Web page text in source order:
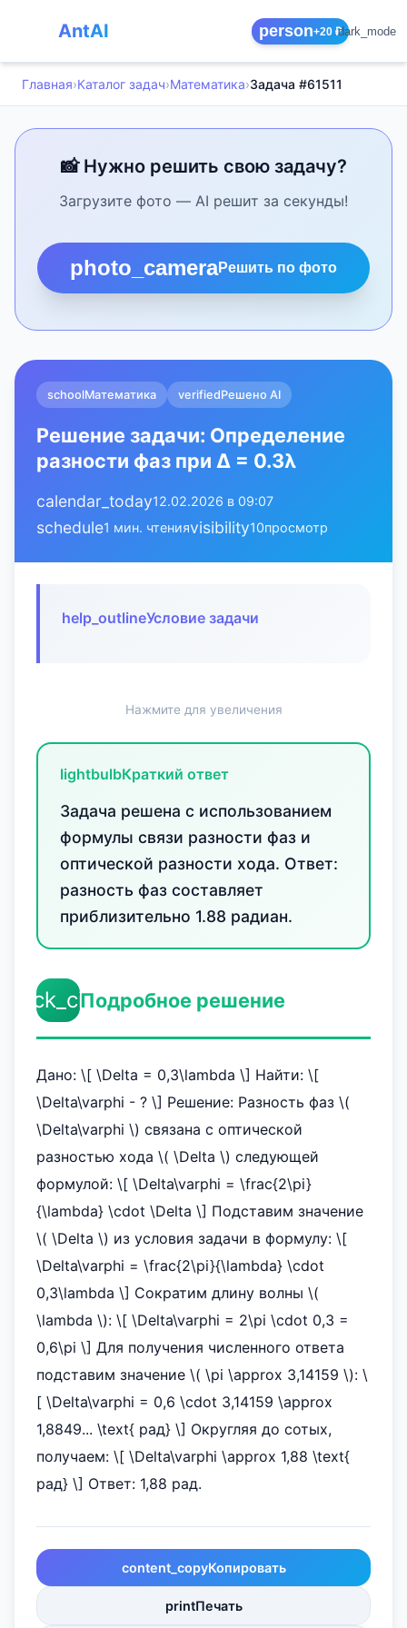
AntAI person+20 ₽dark_mode
Главная›Каталог задач›Математика›Задача #61511
📸 Нужно решить свою задачу?
Загрузите фото — AI решит за секунды!
photo_cameraРешить по фото
schoolМатематика verifiedРешено AI
Решение задачи: Определение
разности фаз при Δ = 0.3λ
calendar_today12.02.2026 в 09:07
schedule1 мин. чтенияvisibility10просмотр
help_outlineУсловие задачи
Нажмите для увеличения
lightbulbКраткий ответ
Задача решена с использованием
формулы связи разности фаз и
оптической разности хода. Ответ:
разность фаз составляет
приблизительно 1.88 радиан.
Подробное решение
Дано: \[ \Delta = 0,3\lambda \] Найти: \[
\Delta\varphi - ? \] Решение: Разность фаз \(
\Delta\varphi \) связана с оптической
разностью хода \( \Delta \) следующей
формулой: \[ \Delta\varphi = \frac{2\pi}
{\lambda} \cdot \Delta \] Подставим значение
\( \Delta \) из условия задачи в формулу: \[
\Delta\varphi = \frac{2\pi}{\lambda} \cdot
0,3\lambda \] Сократим длину волны \(
\lambda \): \[ \Delta\varphi = 2\pi \cdot 0,3 =
0,6\pi \] Для получения численного ответа
подставим значение \( \pi \approx 3,14159 \): \
[ \Delta\varphi = 0,6 \cdot 3,14159 \approx
1,8849... \text{ рад} \] Округляя до сотых,
получаем: \[ \Delta\varphi \approx 1,88 \text{
рад} \] Ответ: 1,88 рад.
content_copyКопировать
printПечать